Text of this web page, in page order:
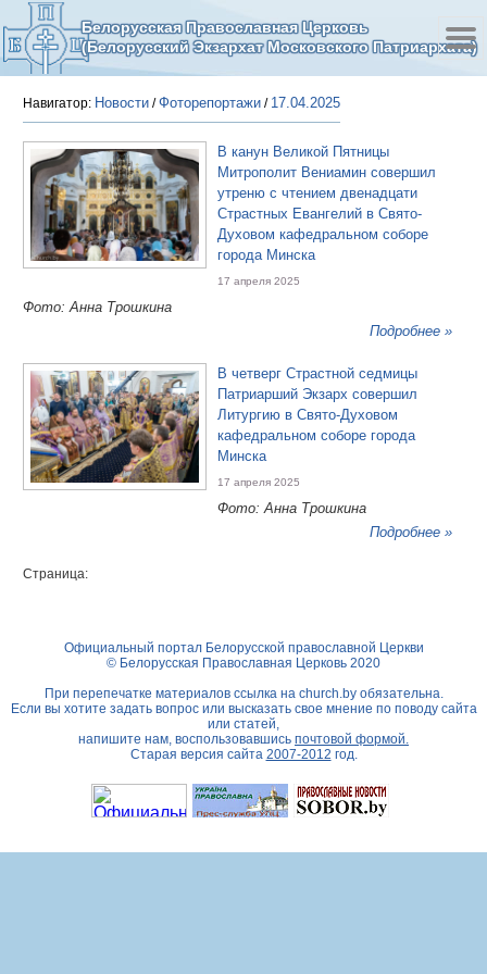
Белорусская Православная Церковь
(Белорусский Экзархат Московского Патриархата)
Навигатор: Новости /Фоторепортажи / 17.04.2025
В канун Великой Пятницы
Митрополит Вениамин совершил
утреню с чтением двенадцати
Страстных Евангелий в Свято-
Духовом кафедральном соборе
города Минска
17 апреля 2025
Фото: Анна Трошкина
Подробнее »
В четверг Страстной седмицы
Патриарший Экзарх совершил
Литургию в Свято-Духовом
кафедральном соборе города
Минска
17 апреля 2025
Фото: Анна Трошкина
Подробнее »
Страница:
Официальный портал Белорусской православной Церкви
© Белорусская Православная Церковь 2020
При перепечатке материалов ссылка на church.byобязательна.
Если вы хотите задать вопрос или высказать свое мнение по поводу сайта
или статей,
напишите нам, воспользовавшись почтовой формой.
Старая версия сайта 2007-2012 год.